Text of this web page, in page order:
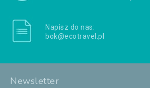
Napisz do nas:
bok@ecotravel.pl
Newsletter